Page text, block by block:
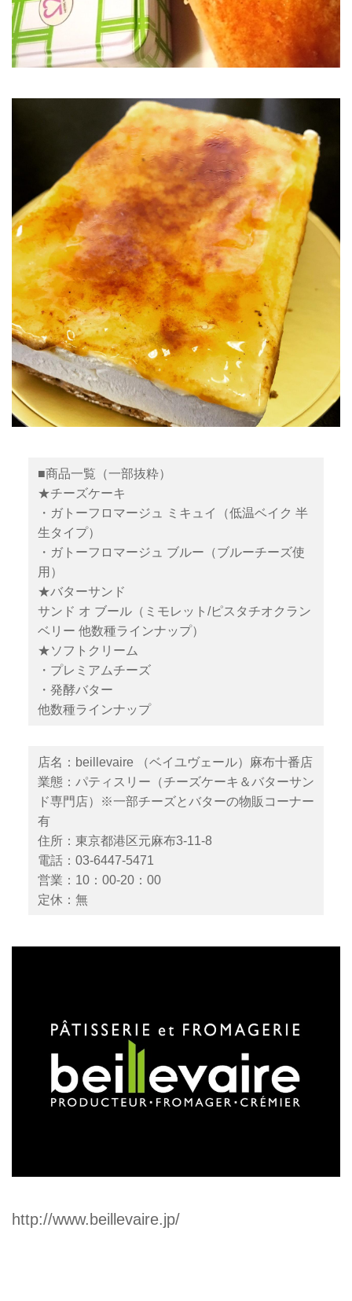
■商品一覧（一部抜粋）
★チーズケーキ
・ガトーフロマージュ ミキュイ（低温ベイク 半
生タイプ）
・ガトーフロマージュ ブルー（ブルーチーズ使
用）
★バターサンド
サンド オ ブール（ミモレット/ピスタチオクラン
ベリー 他数種ラインナップ）
★ソフトクリーム
・プレミアムチーズ
・発酵バター
他数種ラインナップ
店名：beillevaire （ベイユヴェール）麻布十番店
業態：パティスリー（チーズケーキ＆バターサン
ド専門店）※一部チーズとバターの物販コーナー
有
住所：東京都港区元麻布3-11-8
電話：03-6447-5471
営業：10：00-20：00
定休：無
http://www.beillevaire.jp/